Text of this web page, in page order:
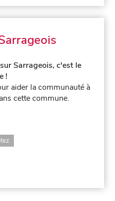
Sarrageois, c'est le
!
aider la communauté à
cette commune.